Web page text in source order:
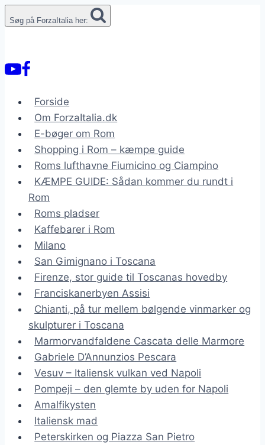
til
Søg på ForzaItalia her:
Forside
Om ForzaItalia.dk
E-bøger om Rom
Shopping i Rom – kæmpe guide
Roms lufthavne Fiumicino og Ciampino
KÆMPE GUIDE: Sådan kommer du rundt i
Rom
Roms pladser
Kaffebarer i Rom
Milano
San Gimignano i Toscana
Firenze, stor guide til Toscanas hovedby
Franciskanerbyen Assisi
Chianti, på tur mellem bølgende vinmarker og
skulpturer i Toscana
Marmorvandfaldene Cascata delle Marmore
Gabriele D’Annunzios Pescara
Vesuv – Italiensk vulkan ved Napoli
Pompeji – den glemte by uden for Napoli
Amalfikysten
Italiensk mad
Peterskirken og Piazza San Pietro